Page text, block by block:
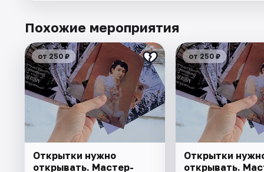
Похожие мероприятия
от 250 ₽
Открытки нужно
открывать. Мастер-
от 250 ₽
Открытки
открывать.